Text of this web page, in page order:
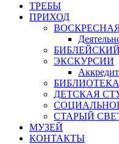
ТРЕБЫ
ПРИХОД
ЭКСКУРСИИ
БИБЛИОТЕКА
ДЕТСКАЯ
СТАРЫЙ
МУЗЕЙ
КОНТАКТЫ